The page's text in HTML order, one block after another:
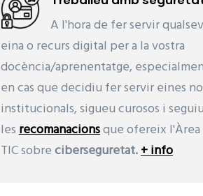
A l'hora de fer servir
eina o recurs digital per a la vostra
docència/aprenentatge,
en cas que decidiu fer servir eines no
institucionals, sigueu curosos i seguiu
lesrecomanacionsque ofereix l'Àrea
TIC sobreciberseguretat.+ info